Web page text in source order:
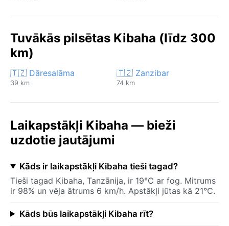
Tuvākās pilsētas Kibaha (līdz 300
km)
🇹🇿 Dāresalāma
39 km
🇹🇿 Zanzibar
74 km
Laikapstākļi Kibaha — bieži
uzdotie jautājumi
Kāds ir laikapstākļi Kibaha tieši tagad?
Tieši tagad Kibaha, Tanzānija, ir 19°C ar fog. Mitrums
ir 98% un vēja ātrums 6 km/h. Apstākļi jūtas kā 21°C.
Kāds būs laikapstākļi Kibaha rīt?